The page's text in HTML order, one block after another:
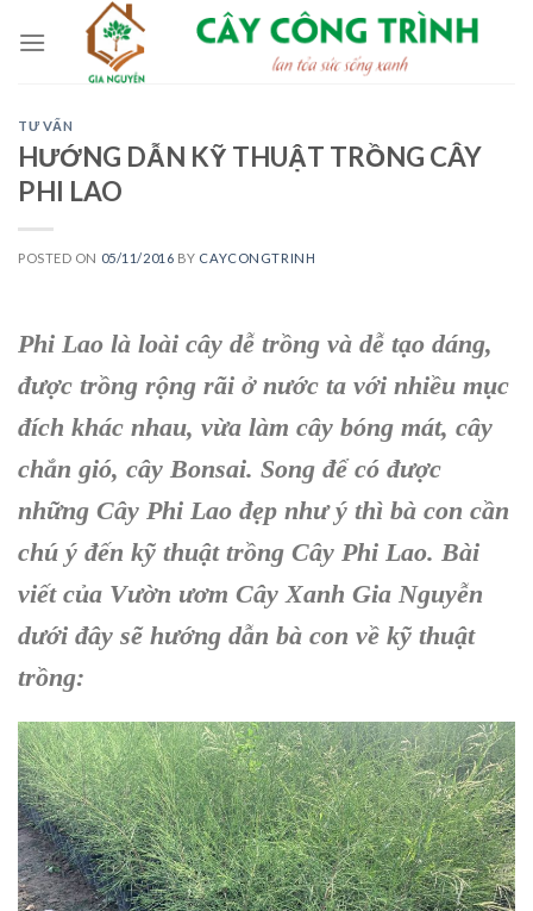
TƯ VẤN
HƯỚNG DẪN KỸ THUẬT TRỒNG CÂY
PHI LAO
POSTED ON 05/11/2016 BY CAYCONGTRINH
Phi Lao là loài cây dễ trồng và dễ tạo dáng,
được trồng rộng rãi ở nước ta với nhiều mục
đích khác nhau, vừa làm cây bóng mát, cây
chắn gió, cây Bonsai. Song để có được
những Cây Phi Lao đẹp như ý thì bà con cần
chú ý đến kỹ thuật trồng Cây Phi Lao. Bài
viết của Vườn ươm Cây Xanh Gia Nguyễn
dưới đây sẽ hướng dẫn bà con về kỹ thuật
trồng: